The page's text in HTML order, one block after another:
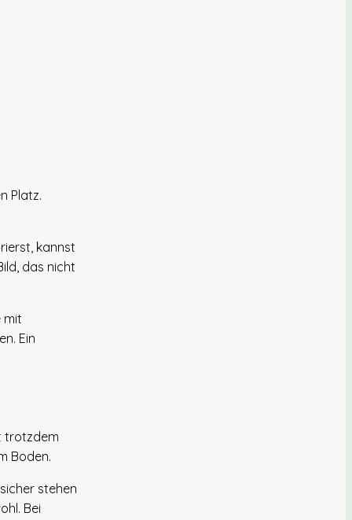
Platz.
kannst
das nicht
mit
Ein
trotzdem
Boden.
stehen
Bei